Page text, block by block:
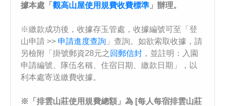
據本處「 觀高山屋使用規費收費標準 」辦理。
※繳款成功後，收據存玉管處，收據編號可至「登
山申請 >> 申請進度查詢 」查詢。如欲索取收據，請
另檢附「掛號郵資28元之 回郵信封 ，並註明：入園
申請編號、隊伍名稱、住宿日期、繳款日期」，以
利本處寄送繳費收據。
※ 「排雲山莊使用規費總額」為 [每人每宿排雲山莊